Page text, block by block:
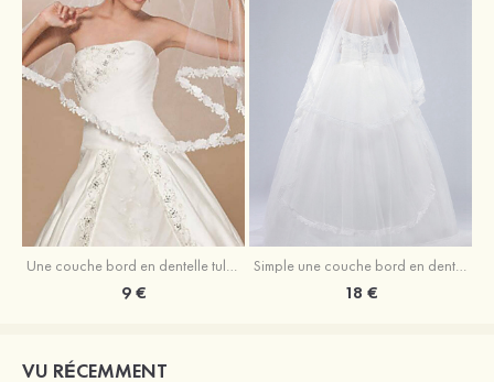
Une couche bord en dentelle tulle voile de mariée longueur coude
9 €
Simple une couche bord en dentelle tulle voile de mariée cathédrale
18 €
VU RÉCEMMENT